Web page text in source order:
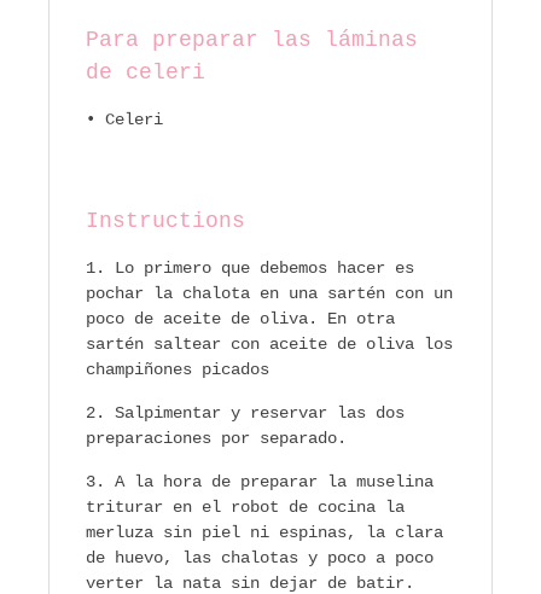
Para preparar las láminas
de celeri
• Celeri
Instructions
Lo primero que debemos hacer es
pochar la chalota en una sartén con un
poco de aceite de oliva. En otra
sartén saltear con aceite de oliva los
champiñones picados
Salpimentar y reservar las dos
preparaciones por separado.
A la hora de preparar la muselina
triturar en el robot de cocina la
merluza sin piel ni espinas, la clara
de huevo, las chalotas y poco a poco
verter la nata sin dejar de batir.